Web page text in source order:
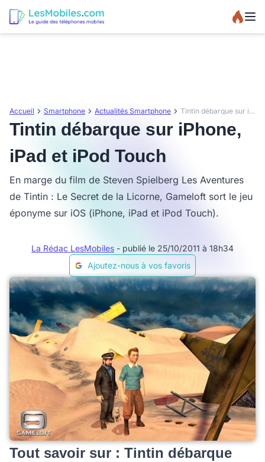
Accueil Smartphone Actualités Smartphone Tintin débarque sur iPhone, iPad et iPod Touch
Tintin débarque sur iPhone,
iPad et iPod Touch
En marge du film de Steven Spielberg Les Aventures
de Tintin : Le Secret de la Licorne, Gameloft sort le jeu
éponyme sur iOS (iPhone, iPad et iPod Touch).
La Rédac LesMobiles - publié le 25/10/2011 à 18h34
Ajoutez-nous à vos favoris
Tout savoir sur : Tintin débarque